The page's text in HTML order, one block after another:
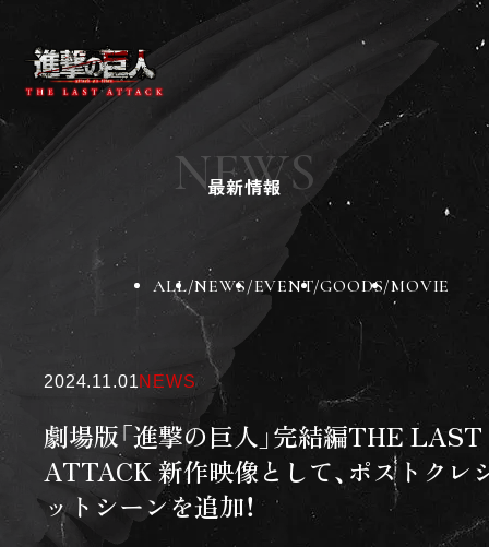
ニュース
作品紹介
チケット
劇場グッズ
劇場一覧
BD&DVD
スペシャル
Instagram
TikTok
NEWS
最新情報
ALL NEWS EVENT GOODS MOVIE
2024.11.01NEWS
劇場版「進撃の巨人」完結編THE LAST
ATTACK 新作映像として、ポストクレ
ットシーンを追加！